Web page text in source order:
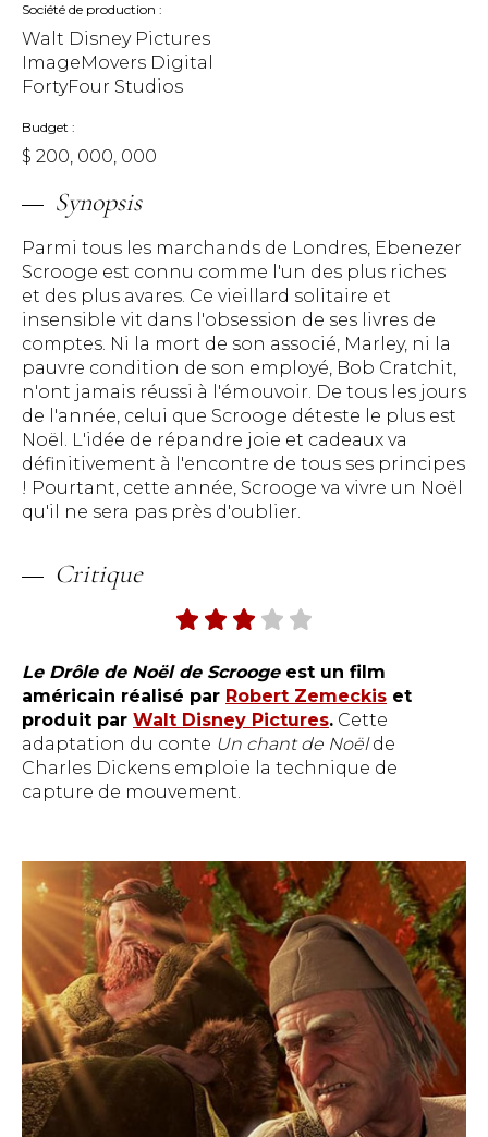
Société de production
Walt Disney Pictures
ImageMovers Digital
FortyFour Studios
Budget
$ 200, 000, 000
Synopsis
Parmi tous les marchands de Londres, Ebenezer
Scrooge est connu comme l'un des plus riches
et des plus avares. Ce vieillard solitaire et
insensible vit dans l'obsession de ses livres de
comptes. Ni la mort de son associé, Marley, ni la
pauvre condition de son employé, Bob Cratchit,
n'ont jamais réussi à l'émouvoir. De tous les jours
de l'année, celui que Scrooge déteste le plus est
Noël. L'idée de répandre joie et cadeaux va
définitivement à l'encontre de tous ses principes
! Pourtant, cette année, Scrooge va vivre un Noël
qu'il ne sera pas près d'oublier.
Critique
Le Drôle de Noël de Scroogeest un film
américain réalisé par Robert Zemeckis et
produit par Walt Disney Pictures. Cette
adaptation du conte Un chant de Noëlde
Charles Dickens emploie la technique de
capture de mouvement.